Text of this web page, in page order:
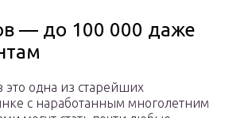
— до 100 000 даже
одна из старейших
с наработанным многолетним